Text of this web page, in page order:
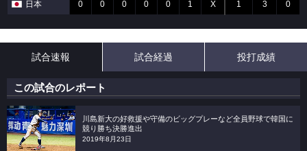
日本 0 0 0 0 0 1 X 1 3 0
試合速報 試合経過 投打成績
この試合のレポート
川島新大の好救援や守備のビッグプレーなど全員野球で韓国に
競り勝ち決勝進出
2019年8月23日